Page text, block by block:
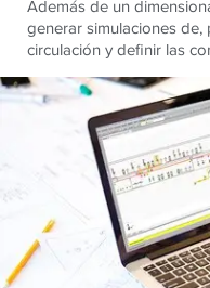
Además de un
generar simulaciones
circulación y definir las